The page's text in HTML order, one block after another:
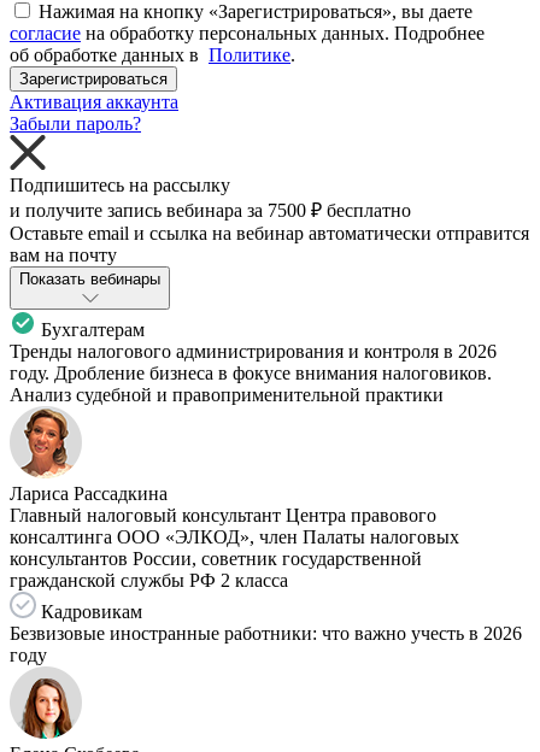
Нажимая на кнопку «Зарегистрироваться», вы даете
согласие на обработку персональных данных. Подробнее
об обработке данных в Политике.
Зарегистрироваться
Активация аккаунта
Забыли пароль?
Подпишитесь на рассылку
и получите запись вебинара за 7500 ₽ бесплатно
Оставьте email и ссылка на вебинар автоматически отправится
вам на почту
Показать вебинары
Бухгалтерам
Тренды налогового администрирования и контроля в 2026
году. Дробление бизнеса в фокусе внимания налоговиков.
Анализ судебной и правоприменительной практики
Лариса Рассадкина
Главный налоговый консультант Центра правового
консалтинга ООО «ЭЛКОД», член Палаты налоговых
консультантов России, советник государственной
гражданской службы РФ 2 класса
Кадровикам
Безвизовые иностранные работники: что важно учесть в 2026
году